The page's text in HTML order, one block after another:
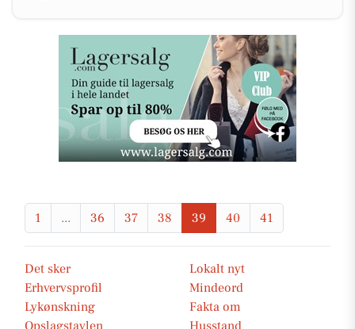
1 ... 36 37 38 39 40 41
Det sker
Lokalt nyt
Erhvervsprofil
Mindeord
Lykønskning
Fakta om
Opslagstavlen
Husstand